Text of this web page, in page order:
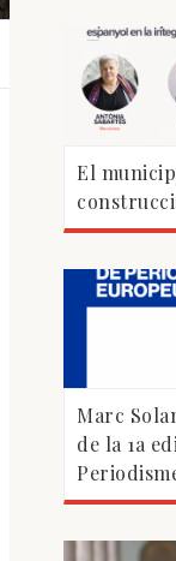
El
Marc
de la 1a